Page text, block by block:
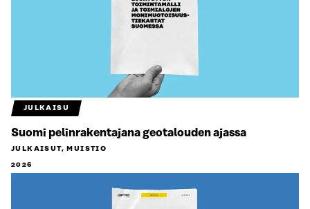
JULKAISU
Suomi pelinrakentajana geotalouden ajassa
JULKAISUT, MUISTIO
2026